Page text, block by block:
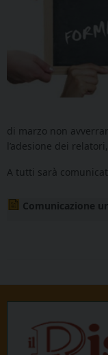
di marzo non
l’adesione dei
A tutti sarà
Comunicazione